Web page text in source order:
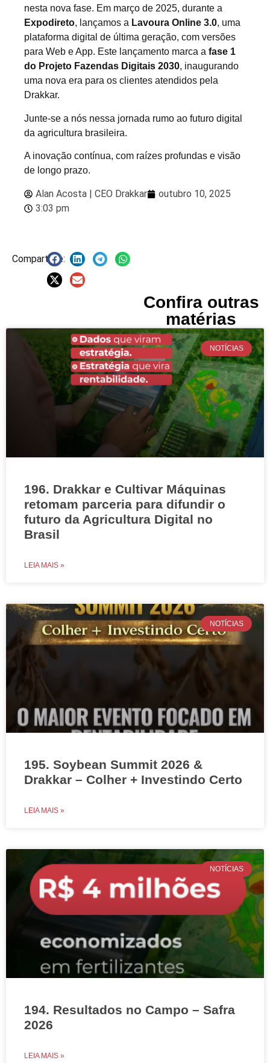
nesta nova fase. Em março de 2025, durante a
Expodireto, lançamos a Lavoura Online 3.0, uma
plataforma digital de última geração, com versões
para Web e App. Este lançamento marca a fase 1
do Projeto Fazendas Digitais 2030, inaugurando
uma nova era para os clientes atendidos pela
Drakkar.
Junte-se a nós nessa jornada rumo ao futuro digital
da agricultura brasileira.
A inovação contínua, com raízes profundas e visão
de longo prazo.
Alan Acosta | CEO Drakkar
outubro 10, 2025
3:03 pm
Confira outras
matérias
Compartilhe:
NOTÍCIAS
196. Drakkar e Cultivar Máquinas
retomam parceria para difundir o
futuro da Agricultura Digital no
Brasil
LEIA MAIS »
NOTÍCIAS
195. Soybean Summit 2026 &
Drakkar – Colher + Investindo Certo
LEIA MAIS »
NOTÍCIAS
194. Resultados no Campo – Safra
2026
LEIA MAIS »